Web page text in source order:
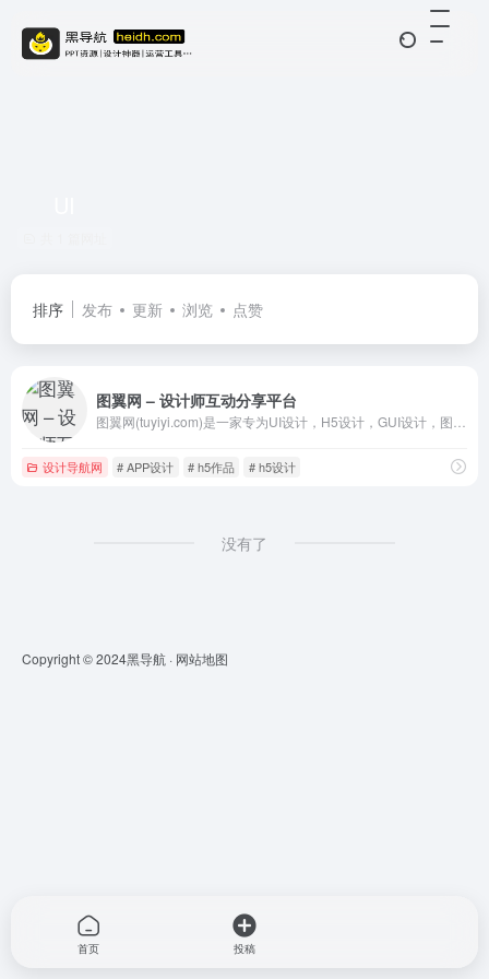
排序 发布 更新 浏览 点赞
图翼网 – 设计师互动分享平台
设计导航网 # APP设计 # h5作品 # h5设计
没有了
Copyright © 2024黑导航 · 网站地图
首页 投稿